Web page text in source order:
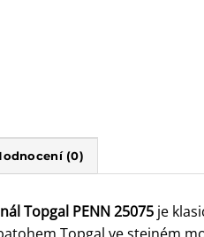
(0)
Topgal PENN 25075 je